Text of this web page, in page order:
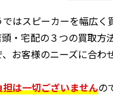
はスピーカーを幅広く
・宅配の３つの買取方
お客様のニーズに合わ
は一切ございませんの